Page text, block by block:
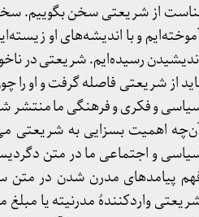
از شریعتی سخن بگوییم.
و با اندیشه­‌های او
رسیده­‌ایم. شریعتی در
از شریعتی فاصله گرفت و او
و فکری و فرهنگی ما منتشر
اهمیت بسزایی به شریعتی
و اجتماعی ما در متن
پیامدهای مدرن ­شدن در متن
واردکنندۀ مدرنیته یا